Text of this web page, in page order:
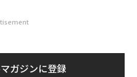
ガジンに登録